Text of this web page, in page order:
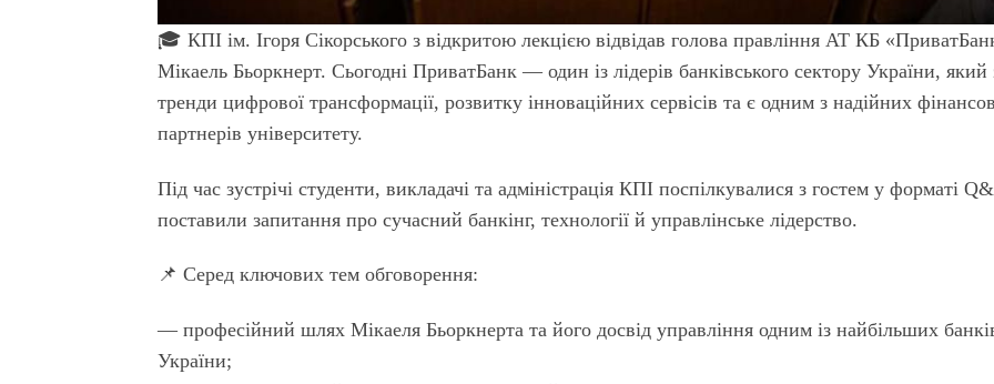
🎓 КПІ ім. Ігоря Сікорського з відкритою лекцією відвідав голова правління АТ КБ
Мікаель Бьоркнерт. Сьогодні ПриватБанк — один із лідерів банківського сектору України, який
тренди цифрової трансформації, розвитку інноваційних сервісів та є одним з надійних
партнерів університету.
Під час зустрічі студенти, викладачі та адміністрація КПІ поспілкувалися з гостем у форматі
поставили запитання про сучасний банкінг, технології й управлінське лідерство.
📌 Серед ключових тем обговорення:
— професійний шлях Мікаеля Бьоркнерта та його досвід управління одним із найбільших
України;